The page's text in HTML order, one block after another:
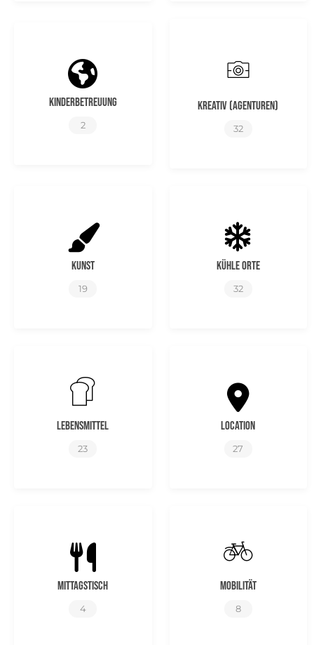
Kinderbetreuung
2
Kreativ (Agenturen)
32
Kunst
19
Kühle Orte
32
Lebensmittel
23
Location
27
Mittagstisch
4
Mobilität
8